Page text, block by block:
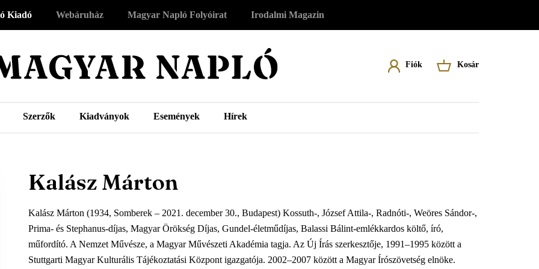
Felhasználói
Fiók Kosár
Kiadó
Szerzők Kiadványok Események Hírek
Webáruház Magyar Napló Folyóirat Irodalmi Magazin
Kalász Márton
Kalász Márton (1934, Somberek – 2021. december 30., Budapest) Kossuth-, József Attila-, Radnóti-, Weöres Sándor-,
Prima- és Stephanus-díjas, Magyar Örökség Díjas, Gundel-életműdíjas, Balassi Bálint-emlékkardos költő, író,
műfordító. A Nemzet Művésze, a Magyar Művészeti Aka­démia tagja. Az Új Írás szerkesztője, 1991–1995 között a
Stuttgarti Magyar Kulturális Tájékoztatási Központ igazgatója. 2002–2007 között a Magyar Írószövetség elnöke.